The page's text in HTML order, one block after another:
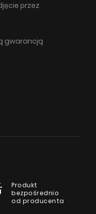
przez
gwarancją
Produkt
bezpośrednio
od producenta